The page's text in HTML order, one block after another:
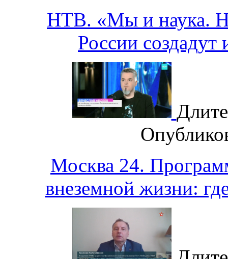
НТВ. «Мы и наука.
России создадут
Москва 24.
внеземной жизни: